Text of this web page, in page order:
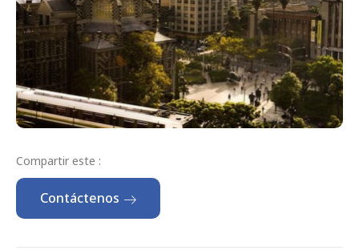
Compartir este :
Contáctenos